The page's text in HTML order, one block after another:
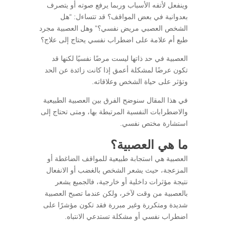
وينفعل لأتفه الأسباب وربما يرفع صوته أو يتصرف
بعدوانية في بعض المواقف؟ قد تتساءل: “هل
الشخص العصبي مريض نفسي؟” وهل العصبية مجرد
طبع أم علامة على اضطراب نفسي يحتاج إلى علاج؟
العصبية في حد ذاتها ليست مرضًا نفسيًا لكنها قد
تكون عرضًا لمشكلة أعمق إذا كانت زائدة عن الحد
وتؤثر على حياة الشخص وعلاقاته.
في هذا المقال سنوضح الفرق بين العصبية الطبيعية
والاضطرابات النفسية المرتبطة بها، ومتى تحتاج إلى
استشارة مختص نفسي.
ما هي العصبية؟
العصبية هي استجابة طبيعية للمواقف الضاغطة أو
المزعجة، حيث يشعر الشخص بالغضب أو الانفعال
نتيجة مؤثرات داخلية أو خارجية، فالجميع يشعر
بالعصبية من وقت لآخر، ولكن عندما تصبح العصبية
شديدة ومتكررة وغير مبررة فقد تكون مؤشرًا على
اضطراب نفسي أو مشكلة تستدعي الانتباه.